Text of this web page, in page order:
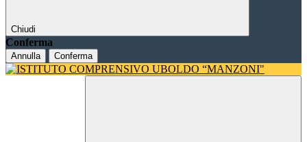
Chiudi
Conferma
Annulla Conferma